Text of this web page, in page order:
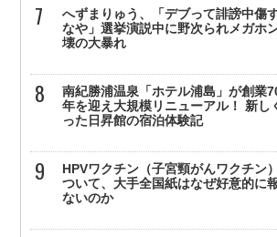
へずまりゅう、「デブって誹謗中傷
なや」選挙演説中に野次られメガホ
壊の大暴れ
南紀勝浦温泉「ホテル浦島」が創業
年を迎え大規模リニューアル！ 新し
った日昇館の宿泊体験記
HPVワクチン（子宮頸がんワクチン
ついて、大手全国紙はなぜ好意的に
ないのか